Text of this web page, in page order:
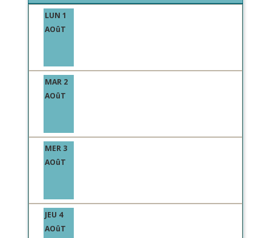
LUN 1
AOûT
MAR 2
AOûT
MER 3
AOûT
JEU 4
AOûT